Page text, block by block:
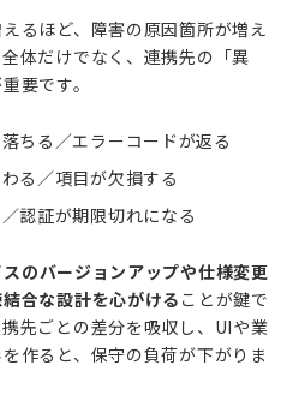
るほど、障害の原因箇所が増え
体だけでなく、連携先の「異
要です。
ちる／エラーコードが返る
る／項目が欠損する
認証が期限切れになる
のバージョンアップや仕様変更
合な設計を心がける ことが鍵で
先ごとの差分を吸収し、UIや業
作ると、保守の負荷が下がりま